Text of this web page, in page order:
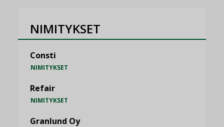
NIMITYKSET
Consti
NIMITYKSET
Refair
NIMITYKSET
Granlund Oy